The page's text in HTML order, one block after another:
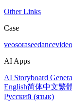
Other Links
Case
veosoraseedance
AI Apps
AI Storyboard
English简体中文繁
Русский (язык)